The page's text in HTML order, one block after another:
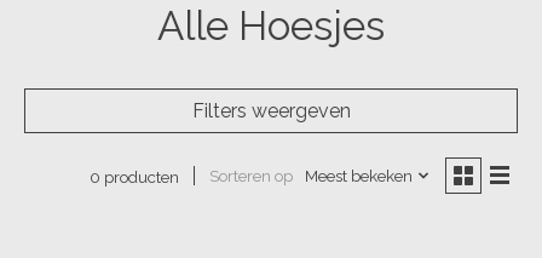
Alle Hoesjes
Filters weergeven
0 producten Sorteren op Meest bekeken